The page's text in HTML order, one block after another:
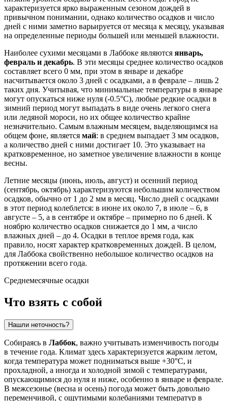
характеризуется ярко выраженным сезоном дождей в
привычном понимании, однако количество осадков и число
дней с ними заметно варьируется от месяца к месяцу, указывая
на определенные периоды большей или меньшей влажности.
Наиболее сухими месяцами в Лаббоке являются январь,
февраль и декабрь. В эти месяцы среднее количество осадков
составляет всего 0 мм, при этом в январе и декабре
насчитывается около 3 дней с осадками, а в феврале – лишь 2
таких дня. Учитывая, что минимальные температуры в январе
могут опускаться ниже нуля (-0.5°C), любые редкие осадки в
зимний период могут выпадать в виде очень легкого снега
или ледяной мороси, но их общее количество крайне
незначительно. Самым влажным месяцем, выделяющимся на
общем фоне, является май: в среднем выпадает 3 мм осадков,
а количество дней с ними достигает 10. Это указывает на
кратковременное, но заметное увеличение влажности в конце
весны.
Летние месяцы (июнь, июль, август) и осенний период
(сентябрь, октябрь) характеризуются небольшим количеством
осадков, обычно от 1 до 2 мм в месяц. Число дней с осадками
в этот период колеблется: в июне их около 7, в июле – 6, в
августе – 5, а в сентябре и октябре – примерно по 6 дней. К
ноябрю количество осадков снижается до 1 мм, а число
влажных дней – до 4. Осадки в теплое время года, как
правило, носят характер кратковременных дождей. В целом,
для Лаббока свойственно небольшое количество осадков на
протяжении всего года.
Среднемесячные осадки
Что взять с собой
Нашли неточность?
Собираясь в Лаббок, важно учитывать изменчивость погоды
в течение года. Климат здесь характеризуется жарким летом,
когда температура может подниматься выше +30°C, и
прохладной, а иногда и холодной зимой с температурами,
опускающимися до нуля и ниже, особенно в январе и феврале.
В межсезонье (весна и осень) погода может быть довольно
переменчивой, с ощутимыми колебаниями температур в